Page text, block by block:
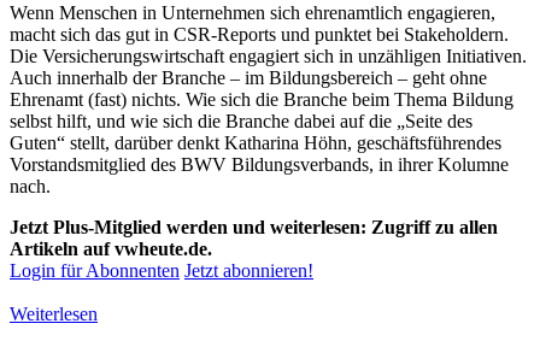
Wenn Menschen in Unternehmen sich ehrenamtlich engagieren,
macht sich das gut in CSR-Reports und punktet bei Stakeholdern.
Die Versicherungswirtschaft engagiert sich in unzähligen Initiativen.
Auch innerhalb der Branche – im Bildungsbereich – geht ohne
Ehrenamt (fast) nichts. Wie sich die Branche beim Thema Bildung
selbst hilft, und wie sich die Branche dabei auf die „Seite des
Guten“ stellt, darüber denkt Katharina Höhn, geschäftsführendes
Vorstandsmitglied des BWV Bildungsverbands, in ihrer Kolumne
nach.
Jetzt Plus-Mitglied werden und weiterlesen: Zugriff zu allen
Artikeln auf vwheute.de.
Login für Abonnenten Jetzt abonnieren!
Weiterlesen